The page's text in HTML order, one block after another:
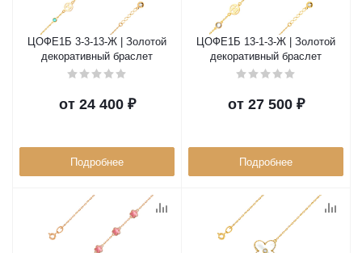
ЦОФЕ1Б 3-3-13-Ж | Золотой
декоративный браслет
от 24 400 ₽
Подробнее
ЦОФЕ1Б 13-1-3-Ж | Золотой
декоративный браслет
от 27 500 ₽
Подробнее